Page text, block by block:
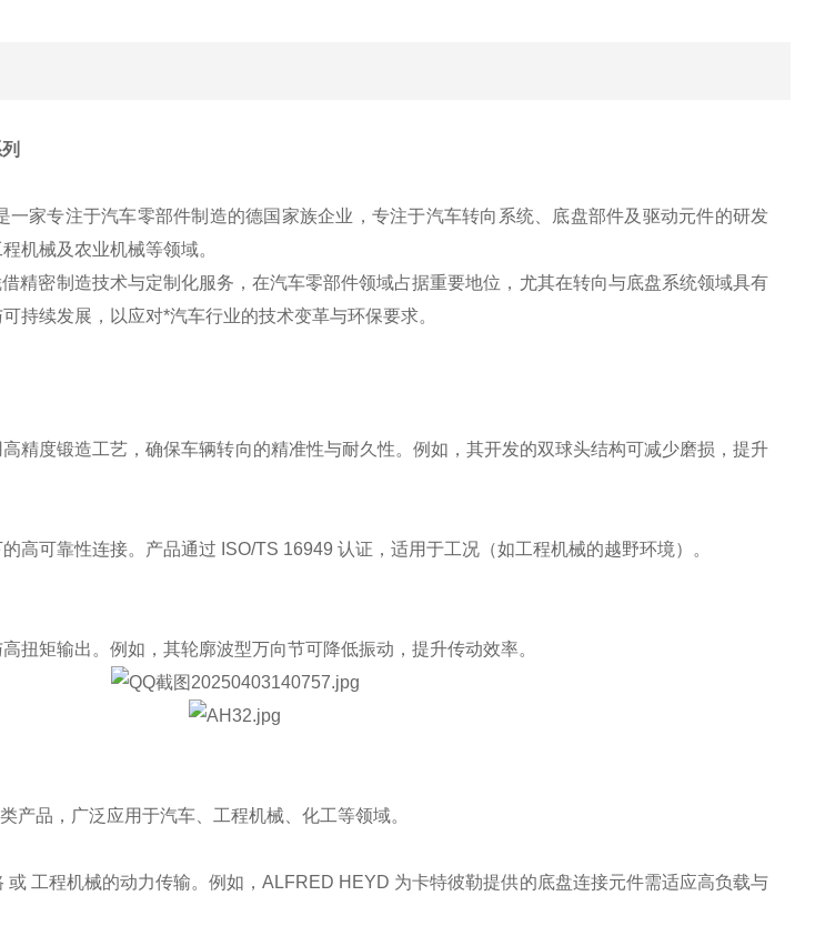
家专注于汽车零部件制造的德国家族企业，专注于汽车转向系统、底盘部件及驱动元件的研发
机械及农业机械等领域。
精密制造技术与定制化服务，在汽车零部件领域占据重要地位，尤其在转向与底盘系统领域具有
持续发展，以应对*汽车行业的技术变革与环保要求。
精度锻造工艺，确保车辆转向的精准性与耐久性。例如，其开发的双球头结构可减少磨损，提升
高可靠性连接。产品通过 ISO/TS 16949 认证，适用于工况（如工程机械的越野环境）。
扭矩输出。例如，其轮廓波型万向节可降低振动，提升传动效率。
产品，广泛应用于汽车、工程机械、化工等领域。
工程机械的动力传输。例如，ALFRED HEYD 为卡特彼勒提供的底盘连接元件需适应高负载与